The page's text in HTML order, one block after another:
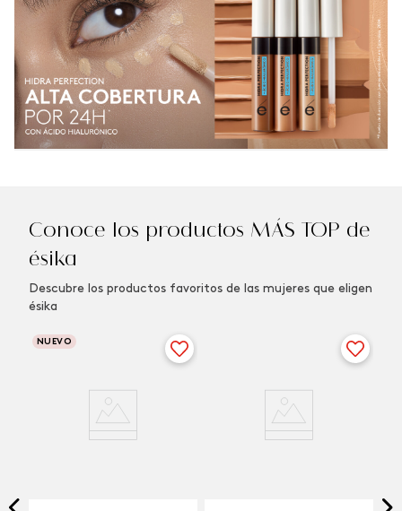
Conoce los productos MÁS TOP de
ésika
Descubre los productos favoritos de las mujeres que eligen
ésika
NUEVO